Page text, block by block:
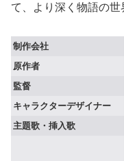
て、より深く物語の世
制作会社
原作者
監督
キャラクターデザイナー
主題歌・挿入歌